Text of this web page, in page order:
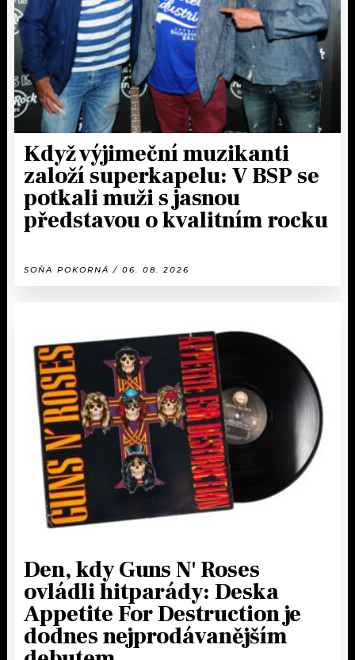
Když výjimeční muzikanti
založí superkapelu: V BSP se
potkali muži s jasnou
představou o kvalitním rocku
SOŇA POKORNÁ / 06. 08. 2026
Den, kdy Guns N' Roses
ovládli hitparády: Deska
Appetite For Destruction je
dodnes nejprodávanějším